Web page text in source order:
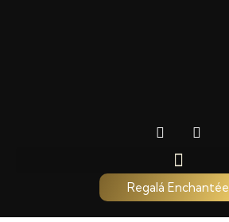
Regalá Enchantée